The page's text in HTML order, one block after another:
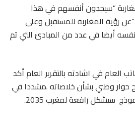
“سيجدون أنفسهم في هذا
رؤية المغاربة للمستقبل وعلى
نفسه أيضا في عدد من المبادئ التي تم
العام في اشادته بالتقربر العام أكد
حوار وطني بشأن خلاصاته .مشددا في
سيشكل رافعة لمغرب 2035.